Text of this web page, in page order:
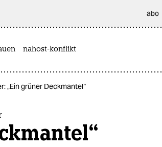
abo
nahost-konflikt
„Ein grüner Deckmantel“